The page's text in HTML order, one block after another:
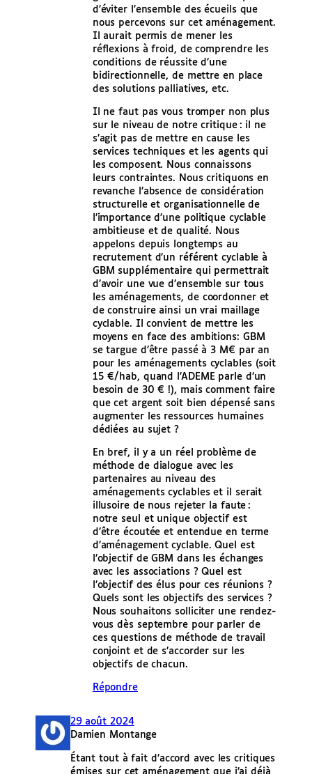
d’éviter l’ensemble des écueils que
nous percevons sur cet aménagement.
Il aurait permis de mener les
réflexions à froid, de comprendre les
conditions de réussite d’une
bidirectionnelle, de mettre en place
des solutions palliatives, etc.
Il ne faut pas vous tromper non plus
sur le niveau de notre critique : il ne
s’agit pas de mettre en cause les
services techniques et les agents qui
les composent. Nous connaissons
leurs contraintes. Nous critiquons en
revanche l’absence de considération
structurelle et organisationnelle de
l’importance d’une politique cyclable
ambitieuse et de qualité. Nous
appelons depuis longtemps au
recrutement d’un référent cyclable à
GBM supplémentaire qui permettrait
d’avoir une vue d’ensemble sur tous
les aménagements, de coordonner et
de construire ainsi un vrai maillage
cyclable. Il convient de mettre les
moyens en face des ambitions: GBM
se targue d’être passé à 3 M€ par an
pour les aménagements cyclables (soit
15 €/hab, quand l’ADEME parle d’un
besoin de 30 € !), mais comment faire
que cet argent soit bien dépensé sans
augmenter les ressources humaines
dédiées au sujet ?
En bref, il y a un réel problème de
méthode de dialogue avec les
partenaires au niveau des
aménagements cyclables et il serait
illusoire de nous rejeter la faute :
notre seul et unique objectif est
d’être écoutée et entendue en terme
d’aménagement cyclable. Quel est
l’objectif de GBM dans les échanges
avec les associations ? Quel est
l’objectif des élus pour ces réunions ?
Quels sont les objectifs des services ?
Nous souhaitons solliciter une rendez-
vous dès septembre pour parler de
ces questions de méthode de travail
conjoint et de s’accorder sur les
objectifs de chacun.
Répondre
29 août 2024
Damien Montange
Étant tout à fait d’accord avec les critiques
émises sur cet aménagement que j’ai déjà